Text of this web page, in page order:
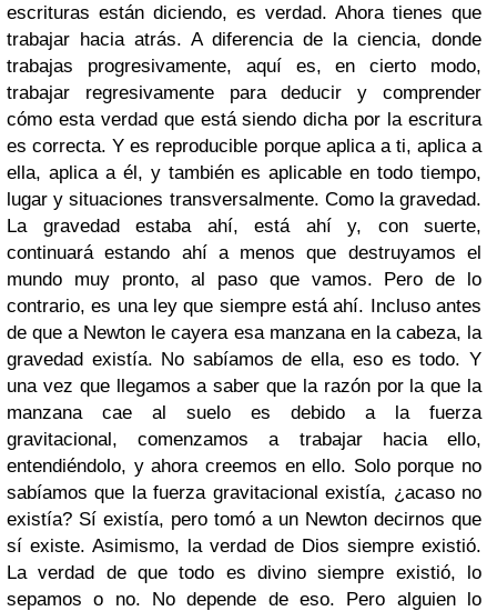
escrituras están diciendo, es verdad. Ahora tienes que
trabajar hacia atrás. A diferencia de la ciencia, donde
trabajas progresivamente, aquí es, en cierto modo,
trabajar regresivamente para deducir y comprender
cómo esta verdad que está siendo dicha por la escritura
es correcta. Y es reproducible porque aplica a ti, aplica a
ella, aplica a él, y también es aplicable en todo tiempo,
lugar y situaciones transversalmente. Como la gravedad.
La gravedad estaba ahí, está ahí y, con suerte,
continuará estando ahí a menos que destruyamos el
mundo muy pronto, al paso que vamos. Pero de lo
contrario, es una ley que siempre está ahí. Incluso antes
de que a Newton le cayera esa manzana en la cabeza, la
gravedad existía. No sabíamos de ella, eso es todo. Y
una vez que llegamos a saber que la razón por la que la
manzana cae al suelo es debido a la fuerza
gravitacional, comenzamos a trabajar hacia ello,
entendiéndolo, y ahora creemos en ello. Solo porque no
sabíamos que la fuerza gravitacional existía, ¿acaso no
existía? Sí existía, pero tomó a un Newton decirnos que
sí existe. Asimismo, la verdad de Dios siempre existió.
La verdad de que todo es divino siempre existió, lo
sepamos o no. No depende de eso. Pero alguien lo